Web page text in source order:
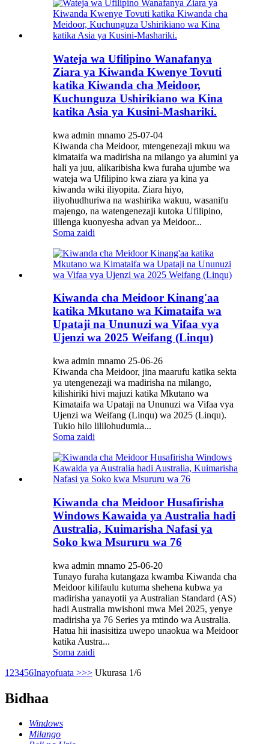
Wateja wa Ufilipino Wanafanya
Ziara ya Kiwanda Kwenye Tovuti
katika Kiwanda cha Meidoor,
Kuchunguza Ushirikiano wa Kina
katika Asia ya Kusini-Mashariki.
kwa admin mnamo 25-07-04
Kiwanda cha Meidoor, mtengenezaji mkuu wa
kimataifa wa madirisha na milango ya alumini ya
hali ya juu, alikaribisha kwa furaha ujumbe wa
wateja wa Ufilipino kwa ziara ya kina ya
kiwanda wiki iliyopita. Ziara hiyo,
iliyohudhuriwa na washirika wakuu, wasanifu
majengo, na watengenezaji kutoka Ufilipino,
ililenga kuonyesha advan ya Meidoor...
Soma zaidi
Kiwanda cha Meidoor Kinang'aa
katika Mkutano wa Kimataifa wa
Upataji na Ununuzi wa Vifaa vya
Ujenzi wa 2025 Weifang (Linqu)
kwa admin mnamo 25-06-26
Kiwanda cha Meidoor, jina maarufu katika sekta
ya utengenezaji wa madirisha na milango,
kilishiriki hivi majuzi katika Mkutano wa
Kimataifa wa Upataji na Ununuzi wa Vifaa vya
Ujenzi wa Weifang (Linqu) wa 2025 (Linqu).
Tukio hilo lililohudumia...
Soma zaidi
Kiwanda cha Meidoor Husafirisha
Windows Kawaida ya Australia hadi
Australia, Kuimarisha Nafasi ya
Soko kwa Msururu wa 76
kwa admin mnamo 25-06-20
Tunayo furaha kutangaza kwamba Kiwanda cha
Meidoor kilifaulu kutuma shehena kubwa ya
madirisha yanayotii ya Australian Standard (AS)
hadi Australia mwishoni mwa Mei 2025, yenye
madirisha ya 76 Series ya mtindo wa Australia.
Hatua hii inasisitiza uwepo unaokua wa Meidoor
katika Austra...
Soma zaidi
1 23456Inayofuata >>> Ukurasa 1/6
Bidhaa
Windows
Milango